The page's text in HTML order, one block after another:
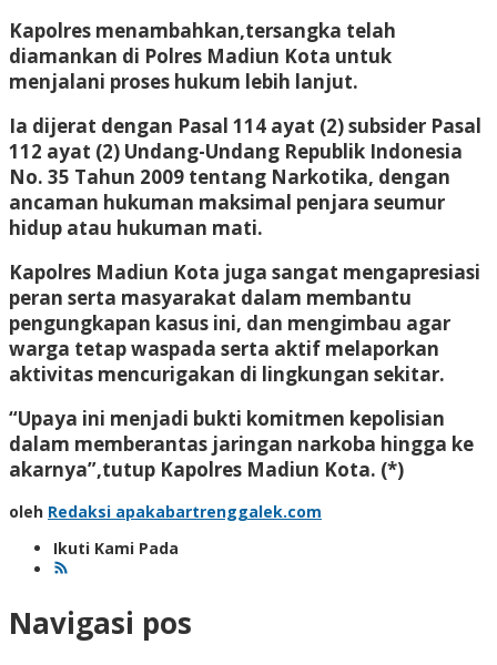
Kapolres menambahkan,tersangka telah
diamankan di Polres Madiun Kota untuk
menjalani proses hukum lebih lanjut.
Ia dijerat dengan Pasal 114 ayat (2) subsider Pasal
112 ayat (2) Undang-Undang Republik Indonesia
No. 35 Tahun 2009 tentang Narkotika, dengan
ancaman hukuman maksimal penjara seumur
hidup atau hukuman mati.
Kapolres Madiun Kota juga sangat mengapresiasi
peran serta masyarakat dalam membantu
pengungkapan kasus ini, dan mengimbau agar
warga tetap waspada serta aktif melaporkan
aktivitas mencurigakan di lingkungan sekitar.
“Upaya ini menjadi bukti komitmen kepolisian
dalam memberantas jaringan narkoba hingga ke
akarnya”,tutup Kapolres Madiun Kota. (*)
oleh Redaksi apakabartrenggalek.com
Ikuti Kami Pada
Navigasi pos